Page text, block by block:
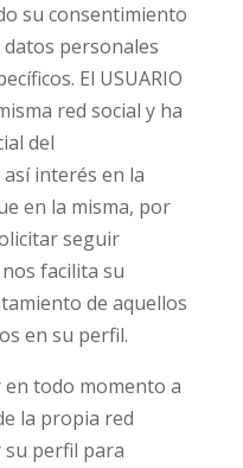
su consentimiento
personales
El USUARIO
red social y ha
del
así interés en la
en la misma, por
seguir
facilita su
de aquellos
en su perfil.
en todo momento a
la propia red
su perfil para